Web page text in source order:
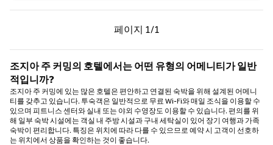
페이지 1/1
이전 페이지, 1/1
페이지 1/1
조지아 주 커밍의 호텔에서는 어떤 유형의 어메니티가 일반
적입니까?
조지아 주 커밍에 있는 많은 호텔은 편안하고 연결된 숙박을 위해 설계된 어메니
티를 갖추고 있습니다. 투숙객은 일반적으로 무료 Wi-Fi와 매일 조식을 이용할 수
있으며 피트니스 센터와 실내 또는 야외 수영장도 이용할 수 있습니다. 편의를 위
해 일부 숙박 시설에는 객실 내 주방 시설과 구내 세탁실이 있어 장기 여행과 가족
숙박이 편리합니다. 특징은 위치에 따라 다를 수 있으므로 예약 시 고객이 선호하
는 위치에서 상품을 확인하는 것이 좋습니다.